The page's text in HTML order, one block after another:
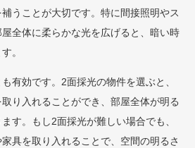
うことが大切です。特に間接照明やス
全体に柔らかな光を広げると、暗い時
。
有効です。2面採光の物件を選ぶと、
り入れることができ、部屋全体が明る
す。もし2面採光が難しい場合でも、
具を取り入れることで、空間の明るさ